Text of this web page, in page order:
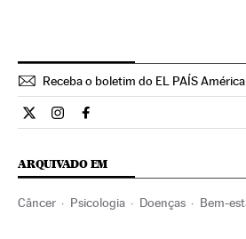
Receba o boletim do EL PAÍS América
Ciencia El País Brasil en Twitter
Ciencia El País Brasil en
Ciencia El País Brasil en
ARQUIVADO EM
Câncer Psicologia Doenças Bem-